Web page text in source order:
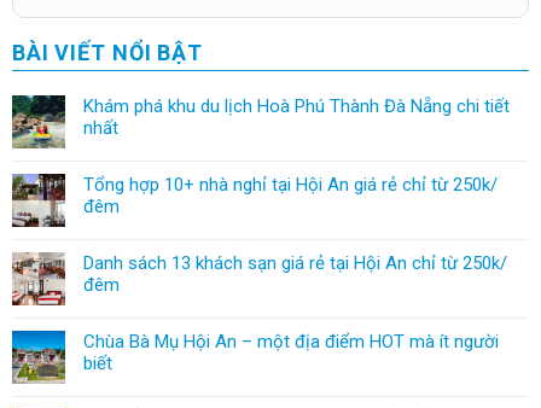
BÀI VIẾT NỔI BẬT
Khám phá khu du lịch Hoà Phú Thành Đà Nẵng chi tiết
nhất
Tổng hợp 10+ nhà nghỉ tại Hội An giá rẻ chỉ từ 250k/
đêm
Danh sách 13 khách sạn giá rẻ tại Hội An chỉ từ 250k/
đêm
Chùa Bà Mụ Hội An – một địa điểm HOT mà ít người
biết